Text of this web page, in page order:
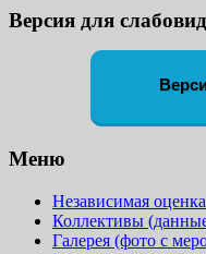
Версия для
Меню
Независимая
Коллективы
Галерея (фото с